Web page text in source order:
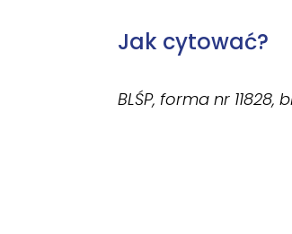
Jak cytować?
BLŚP, forma nr